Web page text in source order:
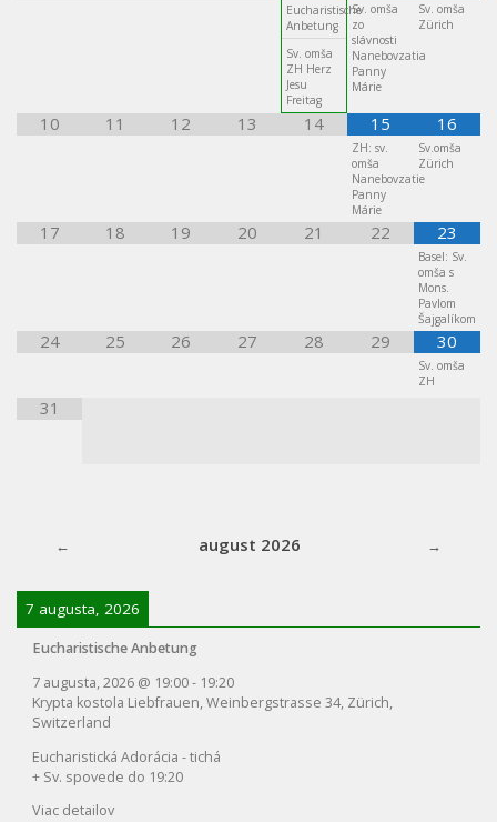
Eucharistische
Anbetung
Sv. omša
ZH Herz
Jesu
Freitag
Sv. omša
zo
slávnosti
Nanebovzatia
Panny
Márie
Sv. omša
Zürich
10 11 12 13 14 15
ZH: sv.
omša
Nanebovzatie
Panny
Márie
16
Sv.omša
Zürich
17 18 19 20 21 22 23
Basel: Sv.
omša s
Mons.
Pavlom
Šajgalíkom
24 25 26 27 28 29 30
Sv. omša
ZH
31
august 2026
7 augusta, 2026
Eucharistische Anbetung
7 augusta, 2026 @ 19:00- 19:20
Krypta kostola Liebfrauen, Weinbergstrasse 34, Zürich,
Switzerland
Eucharistická Adorácia - tichá
+ Sv. spovede do 19:20
Viac detailov